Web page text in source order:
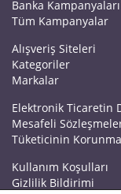
Banka Kampanyaları
Tüm Kampanyalar
Alışveriş Siteleri
Kategoriler
Markalar
Elektronik Ticaretin
Mesafeli
Tüketicinin
Kullanım Koşulları
Gizlilik Bildirimi